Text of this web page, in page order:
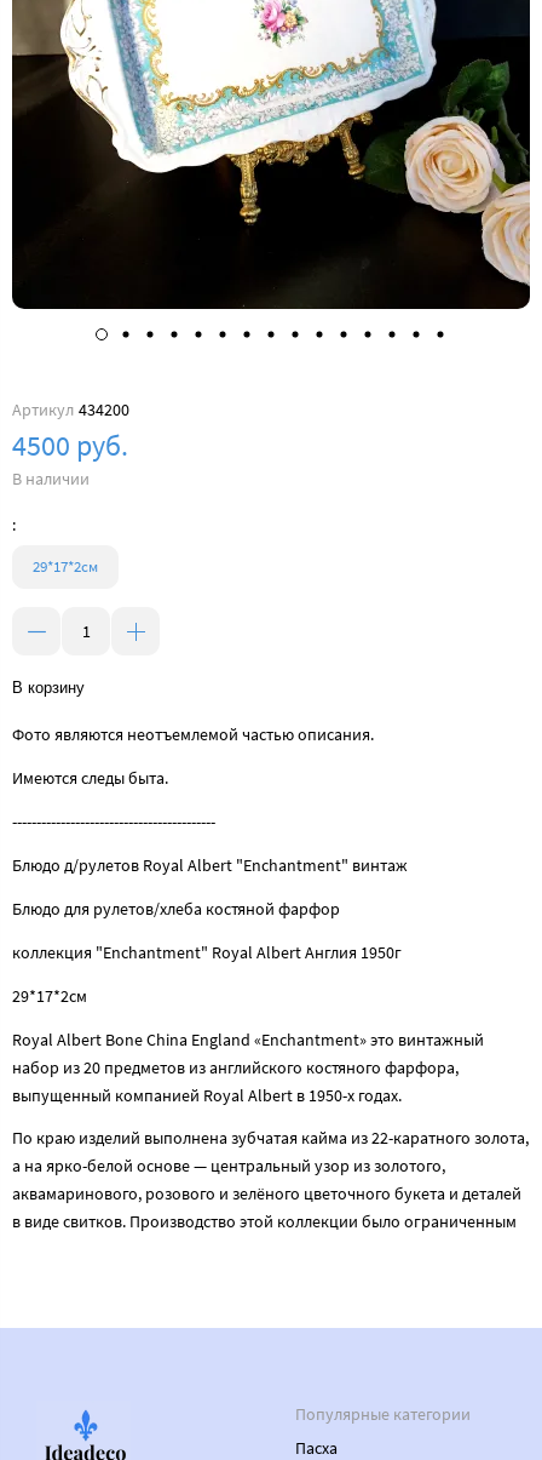
Артикул 434200
4500 руб.
В наличии
:
29*17*2см
В корзину
Фото являются неотъемлемой частью описания.
Имеются следы быта.
------------------------------------------
Блюдо д/рулетов Royal Albert "Enchantment" винтаж
Блюдо для рулетов/хлеба костяной фарфор
коллекция "Enchantment" Royal Albert Aнглия 1950г
29*17*2см
Royal Albert Bone China England «Enchantment» это винтажный
набор из 20 предметов из английского костяного фарфора,
выпущенный компанией Royal Albert в 1950-х годах.
По краю изделий выполнена зубчатая кайма из 22-каратного золота,
а на ярко-белой основе — центральный узор из золотого,
аквамаринового, розового и зелёного цветочного букета и деталей
в виде свитков. Производство этой коллекции было ограниченным
Популярные категории
Пасха